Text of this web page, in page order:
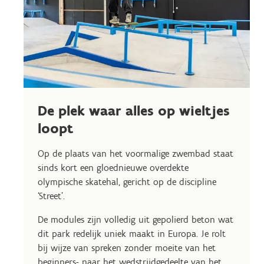
De plek waar alles op wieltjes
loopt
Op de plaats van het voormalige zwembad staat
sinds kort een gloednieuwe overdekte
olympische skatehal, gericht op de discipline
‘Street’.
De modules zijn volledig uit gepolierd beton wat
dit park redelijk uniek maakt in Europa. Je rolt
bij wijze van spreken zonder moeite van het